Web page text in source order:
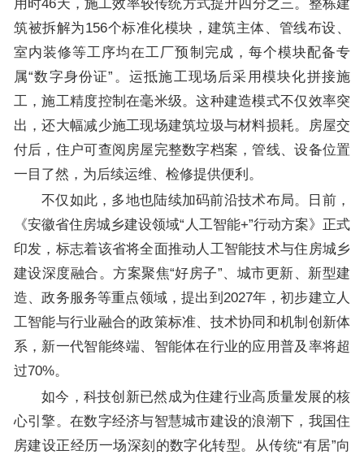
用时46天，施工效率较传统方式提升四分之三。整栋建
筑被拆解为156个标准化模块，建筑主体、管线布设、
室内装修等工序均在工厂预制完成，每个模块配备专
属“数字身份证”。运抵施工现场后采用模块化拼接施
工，施工精度控制在毫米级。这种建造模式不仅效率突
出，还大幅减少施工现场建筑垃圾与材料损耗。房屋交
付后，住户可查阅房屋完整数字档案，管线、设备位置
一目了然，为后续运维、检修提供便利。
不仅如此，多地也陆续加码前沿技术布局。日前，
《安徽省住房城乡建设领域“人工智能+”行动方案》正式
印发，标志着该省将全面推动人工智能技术与住房城乡
建设深度融合。方案聚焦“好房子”、城市更新、新型建
造、政务服务等重点领域，提出到2027年，初步建立人
工智能与行业融合的政策标准、技术协同和机制创新体
系，新一代智能终端、智能体在行业的应用普及率将超
过70%。
如今，科技创新已然成为住建行业高质量发展的核
心引擎。在数字经济与智慧城市建设的浪潮下，我国住
房建设正经历一场深刻的数字化转型。从传统“有居”向